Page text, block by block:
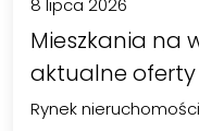
8 lipca 2026
Mieszkania na
aktualne oferty
Rynek nieruchomości